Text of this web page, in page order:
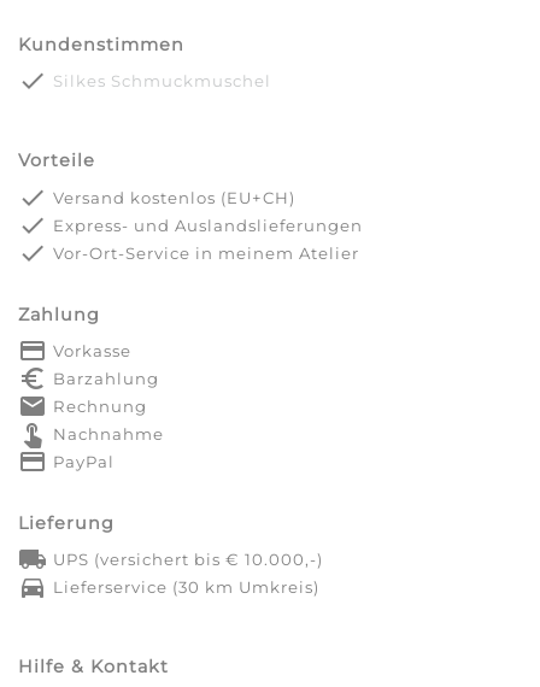
Kundenstimmen
done Silkes Schmuckmuschel
Vorteile
done Versand kostenlos (EU+CH)
done Express- und Auslandslieferungen
done Vor-Ort-Service in meinem Atelier
Zahlung
payment Vorkasse
euro_symbol Barzahlung
markunread Rechnung
touch_app Nachnahme
credit_card PayPal
Lieferung
local_shipping UPS (versichert bis € 10.000,-)
directions_car Lieferservice (30 km Umkreis)
Hilfe & Kontakt